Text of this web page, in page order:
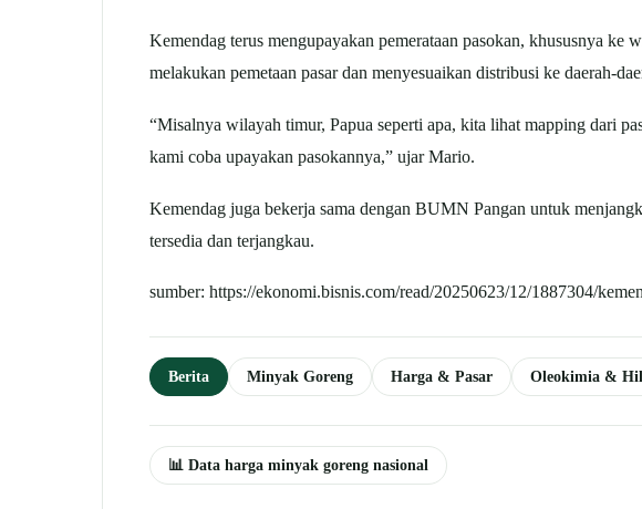
Kemendag terus mengupayakan pemerataan pasokan, khususnya
melakukan pemetaan pasar dan menyesuaikan distribusi ke daerah-
“Misalnya wilayah timur, Papua seperti apa, kita lihat mapping dari
kami coba upayakan pasokannya,” ujar Mario.
Kemendag juga bekerja sama dengan BUMN Pangan untuk
tersedia dan terjangkau.
sumber: https://ekonomi.bisnis.com/read/20250623/12/1887304/
Berita Minyak Goreng Harga & Pasar Oleokimia &
📊 Data harga minyak goreng nasional